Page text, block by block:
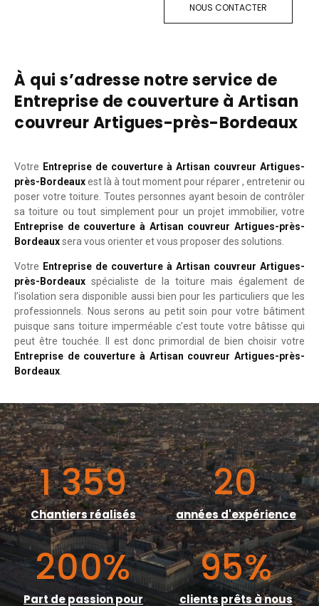
NOUS CONTACTER
À qui s’adresse notre service de
Entreprise de couverture à Artisan
couvreur Artigues-près-Bordeaux
Votre Entreprise de couverture à Artisan couvreur Artigues-
près-Bordeauxest là à tout moment pour réparer , entretenir ou
poser votre toiture. Toutes personnes ayant besoin de contrôler
sa toiture ou tout simplement pour un projet immobilier, votre
Entreprise de couverture à Artisan couvreur Artigues-près-
Bordeauxsera vous orienter et vous proposer des solutions.
Votre Entreprise de couverture à Artisan couvreur Artigues-
près-Bordeaux spécialiste de la toiture mais également de
l’isolation sera disponible aussi bien pour les particuliers que les
professionnels. Nous serons au petit soin pour votre bâtiment
puisque sans toiture imperméable c’est toute votre bâtisse qui
peut être touchée. Il est donc primordial de bien choisir votre
Entreprise de couverture à Artisan couvreur Artigues-près-
Bordeaux
1 359
Chantiers réalisés
20
années d'expérience
200%
Part de passion pour
95%
clients prêts à nous